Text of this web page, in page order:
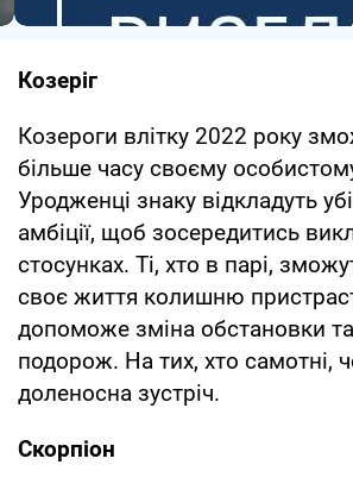
Козеріг
Козероги влітку 2022 року
більше часу своєму
Уродженці знаку відкладуть
амбіції, щоб зосередитись
стосунках. Ті, хто в парі,
своє життя колишню
допоможе зміна обстановки
подорож. На тих, хто самотні,
доленосна зустріч.
Скорпіон